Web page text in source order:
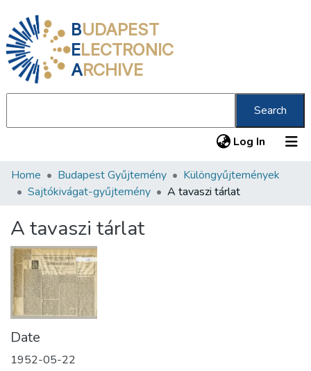
BUDAPEST
ELECTRONIC
ARCHIVE
Search
Log In (current)
Communities & Collections
Statistics
About us
Home Budapest Gyűjtemény
Különgyűjtemények
Sajtókivágat-gyűjtemény
A tavaszi tárlat
A tavaszi tárlat
Date
1952-05-22